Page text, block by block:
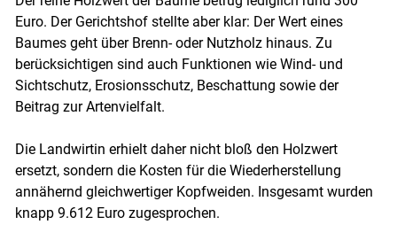
Euro. Der Gerichtshof stellte aber klar: Der Wert eines
Baumes geht über Brenn- oder Nutzholz hinaus. Zu
berücksichtigen sind auch Funktionen wie Wind- und
Sichtschutz, Erosionsschutz, Beschattung sowie der
Beitrag zur Artenvielfalt.
Die Landwirtin erhielt daher nicht bloß den Holzwert
ersetzt, sondern die Kosten für die Wiederherstellung
annähernd gleichwertiger Kopfweiden. Insgesamt wurden
knapp 9.612 Euro zugesprochen.